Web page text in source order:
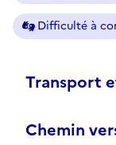
Difficulté à
Transport
Chemin